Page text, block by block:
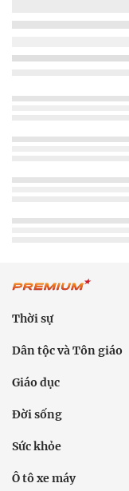
Thời sự
Dân tộc và Tôn giáo
Giáo dục
Đời sống
Sức khỏe
Ô tô xe máy